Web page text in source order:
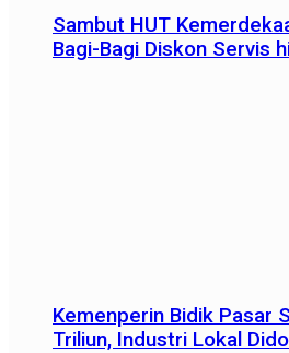
Sambut HUT
Bagi-Bagi Diskon Servis
Kemenperin Bidik Pasar
Triliun, Industri Lokal